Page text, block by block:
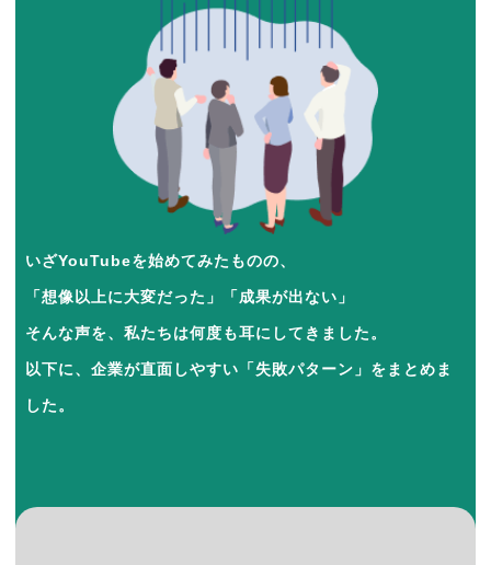
いざYouTubeを始めてみたものの、
「想像以上に大変だった」「成果が出ない」
そんな声を、私たちは何度も耳にしてきました。
以下に、企業が直面しやすい「失敗パターン」をまとめま
した。